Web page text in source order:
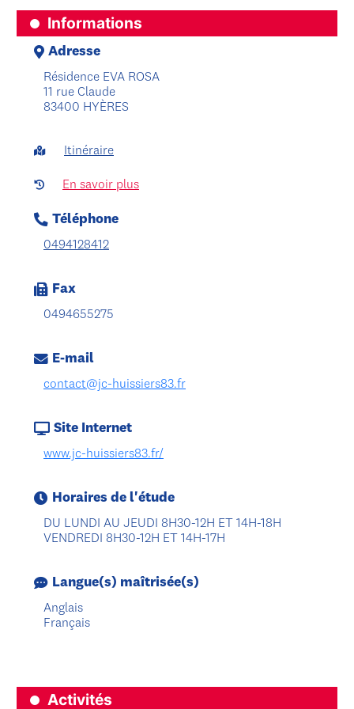
Informations
Adresse
Résidence EVA ROSA
11 rue Claude
83400 HYÈRES
Itinéraire
En savoir plus
Téléphone
0494128412
Fax
0494655275
E-mail
contact@jc-huissiers83.fr
Site Internet
www.jc-huissiers83.fr/
Horaires de l'étude
DU LUNDI AU JEUDI 8H30-12H ET 14H-18H
VENDREDI 8H30-12H ET 14H-17H
Langue(s) maîtrisée(s)
Anglais
Français
Activités